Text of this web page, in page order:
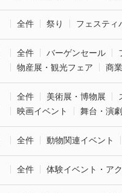
全件 祭り フェスティ
全件 バーゲンセール
物産展・観光フェア
商
全件 美術展・博物展
映画イベント
舞台・演劇
全件 動物関連イベント
全件 体験イベント・ア